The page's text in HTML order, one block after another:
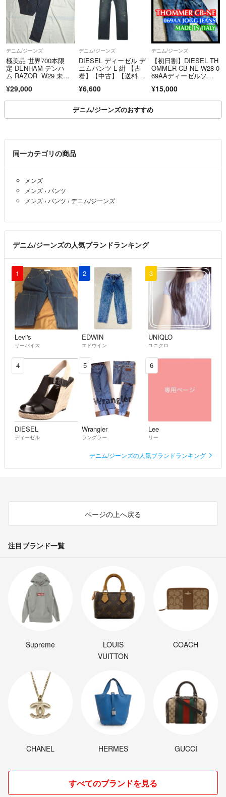
＊発送時におきた破損、紛失は責任を負いかねますのでご了承下さい。
出来るだけ早めの発送を心がけております。
万が一遅れる場合は必ずご連絡致します。
最後まで気持ちの良い取引が出来ることをお願いします☆
デニム/ジーンズ
極美品 世界700本限
定 DENHAM デンハ
ム RAZOR W29 未洗
ス セルビッジ 赤耳 日
¥29,000
デニム/ジーンズ
DIESEL ディーゼル デ
ニムパンツ L 紺 【古
着】【中古】【送料無
¥6,600
デニム/ジーンズ
【初日割】DIESEL TH
OMMER CB-NE W28 0
69AAディーゼルソマ
レッチデニムブルーネ
¥15,000
デニム/ジーンズのおすすめ
同一カテゴリの商品
メンズ
メンズ › パンツ
メンズ › パンツ › デニム/ジーンズ
デニム/ジーンズの人気ブランドランキング
1
Levi's
リーバイス
2
EDWIN
エドウイン
3
UNIQLO
ユニクロ
4
DIESEL
ディーゼル
5
Wrangler
ラングラー
6
Lee
リー
デニム/ジーンズの人気ブランドランキング
ページの上へ戻る
注目ブランド一覧
Supreme
LOUIS
VUITTON
COACH
CHANEL HERMES GUCCI
すべてのブランドを見る